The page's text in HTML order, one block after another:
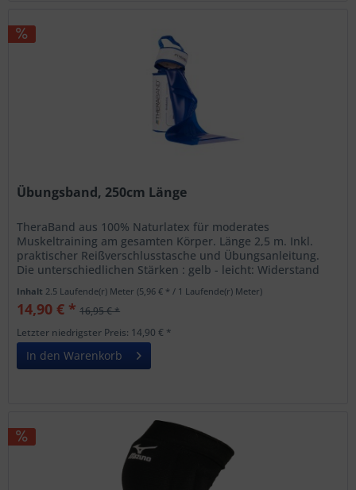
Übungsband, 250cm Länge
TheraBand aus 100% Naturlatex für moderates
Muskeltraining am gesamten Körper. Länge 2,5 m. Inkl.
praktischer Reißverschlusstasche und Übungsanleitung.
Die unterschiedlichen Stärken : gelb - leicht: Widerstand
Inhalt 2.5 Laufende(r) Meter(5,96 € * / 1 Laufende(r) Meter)
14,90 € * 16,95 € *
Letzter niedrigster Preis: 14,90 € *
In den Warenkorb